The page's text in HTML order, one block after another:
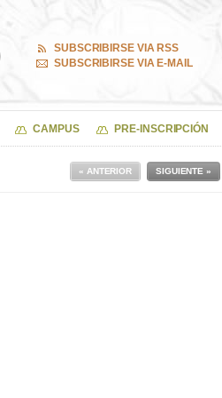
SUBSCRIBIRSE VIA RSS
SUBSCRIBIRSE VIA E-MAIL
CAMPUS PRE-INSCRIPCIÓN
SIGUIENTE »
« ANTERIOR